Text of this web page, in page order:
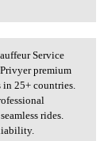
Service
premium
25+ countries.
rides.